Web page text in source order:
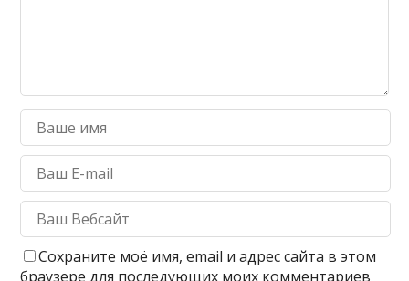
Сохраните моё имя, email и адрес сайта в этом
браузере для последующих моих комментариев